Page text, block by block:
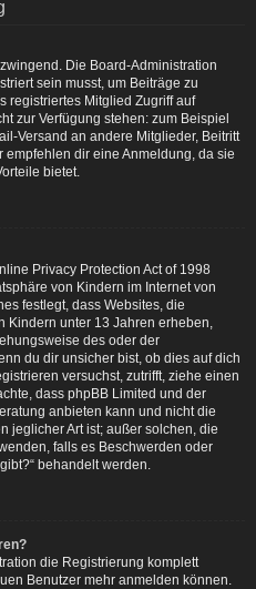
Die Board-Administration
sein musst, um Beiträge zu
registriertes Mitglied Zugriff auf
zur Verfügung stehen: zum Beispiel
Versand an andere Mitglieder, Beitritt
dir eine Anmeldung, da sie
bietet.
Privacy Protection Act of 1998
von Kindern im Internet von
festlegt, dass Websites, die
Kindern unter 13 Jahren erheben,
des oder der
du dir unsicher bist, ob dies auf dich
versuchst, zutrifft, ziehe einen
dass phpBB Limited und der
anbieten kann und nicht die
jeglicher Art ist; außer solchen, die
falls es Beschwerden oder
behandelt werden.
die Registrierung komplett
Benutzer mehr anmelden können.